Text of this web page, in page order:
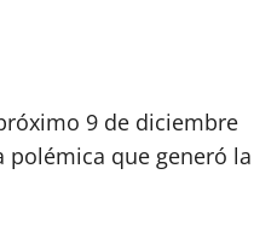
9 de diciembre
polémica que generó la